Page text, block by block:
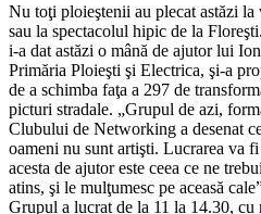
Nu toţi ploieştenii au plecat astăzi la
sau la spectacolul hipic de la
i-a dat astăzi o mână de ajutor lui
Primăria Ploieşti şi Electrica, şi-a
de a schimba faţa a 297 de
picturi stradale. „Grupul de azi,
Clubului de Networking a desenat
oameni nu sunt artişti. Lucrarea va
acesta de ajutor este ceea ce ne
atins, şi le mulţumesc pe aceasă
Grupul a lucrat de la 11 la 14.30, cu